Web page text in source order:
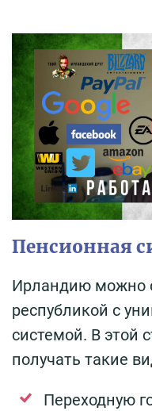
Пенсионная
Ирландию можно
республикой с
системой. В этой
получать такие
Переходную